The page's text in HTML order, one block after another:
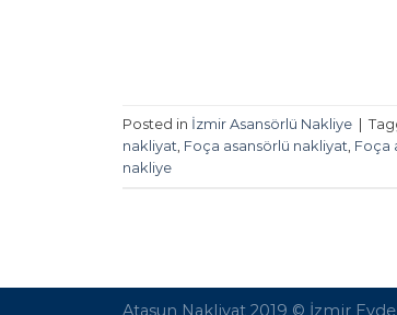
Posted in İzmir Asansörlü Nakliye |
nakliyat Foça asansörlü nakliyat Foça
nakliye
Atasun Nakliyat 2019 © İzmir